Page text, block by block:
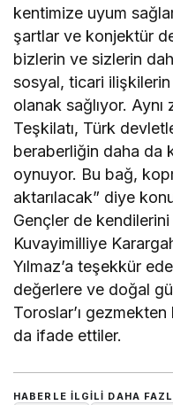
kentimize uyum
şartlar ve konjektür
bizlerin ve sizlerin
sosyal, ticari
olanak sağlıyor.
Teşkilatı, Türk
beraberliğin daha da
oynuyor. Bu bağ,
aktarılacak” diye
Gençler de
Kuvayimilliye
Yılmaz’a teşekkür
değerlere ve doğal
Toroslar’ı
da ifade ettiler.
HABERLE ILGILI DAHA